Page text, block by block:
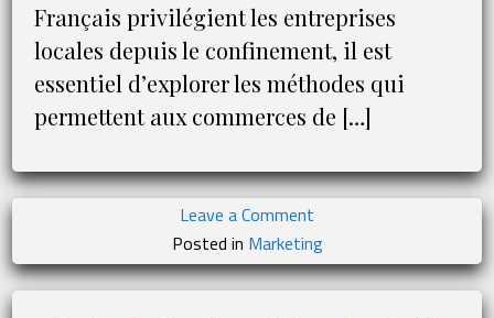
Français privilégient les entreprises
locales depuis le confinement, il est
essentiel d’explorer les méthodes qui
permettent aux commerces de […]
Leave a Comment
Marketing
local
:
Posted in Marketing